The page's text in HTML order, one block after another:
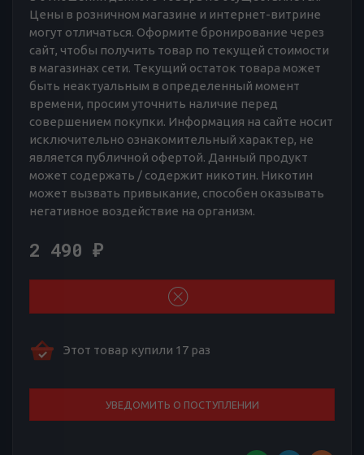
Цены в розничном магазине и интернет-витрине
могут отличаться. Оформите бронирование через
сайт, чтобы получить товар по текущей стоимости
в магазинах сети. Текущий остаток товара может
быть неактуальным в определенный момент
времени, просим уточнить наличие перед
совершением покупки. Информация на сайте носит
исключительно ознакомительный характер, не
является публичной офертой. Данный продукт
может содержать / содержит никотин. Никотин
может вызвать привыкание, способен оказывать
негативное воздействие на организм.
2 490 ₽
Этот товар купили 17 раз
УВЕДОМИТЬ О ПОСТУПЛЕНИИ